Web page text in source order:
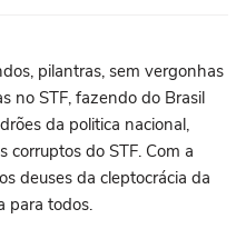
pilantras, sem vergonhas
no STF, fazendo do Brasil
da politica nacional,
corruptos do STF. Com a
deuses da cleptocrácia da
para todos.